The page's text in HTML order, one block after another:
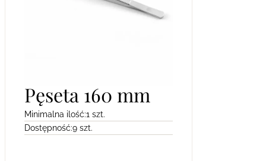
Pęseta 160 mm
Minimalna ilość:1 szt.
Dostępność:9 szt.